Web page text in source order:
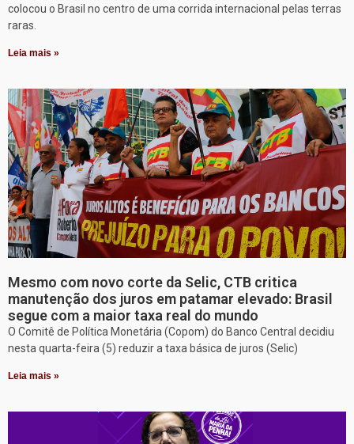
colocou o Brasil no centro de uma corrida internacional pelas terras
raras.
Leia mais »
Mesmo com novo corte da Selic, CTB critica
manutenção dos juros em patamar elevado: Brasil
segue com a maior taxa real do mundo
O Comitê de Política Monetária (Copom) do Banco Central decidiu
nesta quarta-feira (5) reduzir a taxa básica de juros (Selic)
Leia mais »